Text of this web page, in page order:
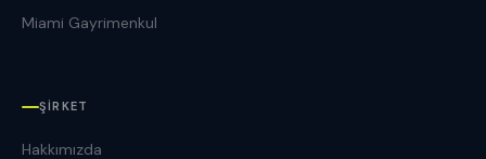
Miami Gayrimenkul
ŞIRKET
Hakkımızda